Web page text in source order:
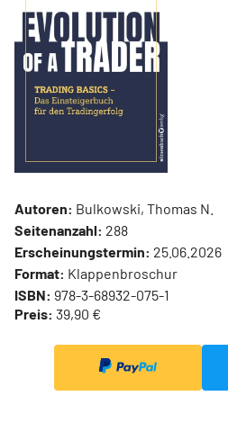
Autoren: Bulkowski, Thomas N.
Seitenanzahl: 288
Erscheinungstermin: 25.06.2026
Format: Klappenbroschur
ISBN: 978-3-68932-075-1
Preis: 39,90 €